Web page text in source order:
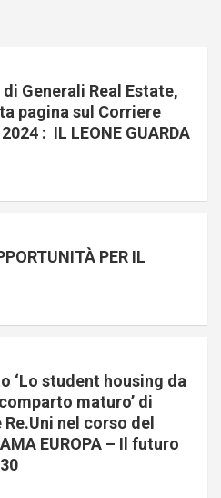
Generali Real Estate,
pagina sul Corriere
: IL LEONE GUARDA
PER IL
‘Lo student housing da
maturo’ di
nel corso del
EUROPA – Il futuro